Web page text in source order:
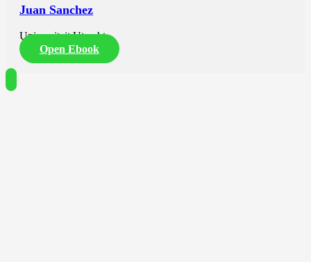
Juan Sanchez
Universiteit Utrecht
Open Ebook